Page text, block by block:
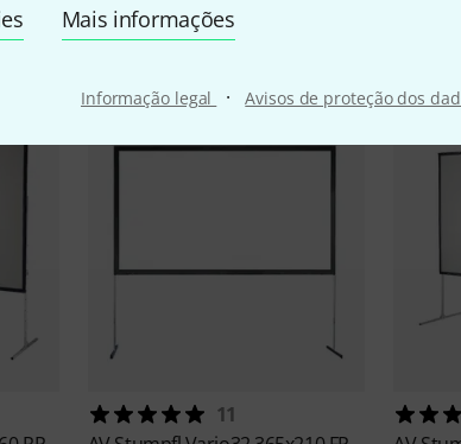
Mais informações
Informação legal · Avisos de proteção dos
11